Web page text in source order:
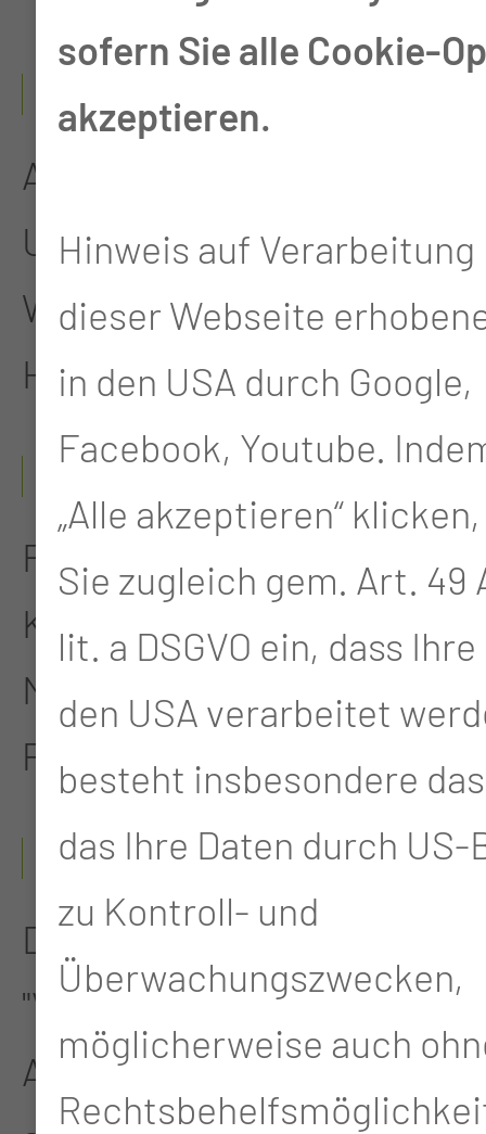
02/2002 - 06/2005
Assistenzarzt
Universitäts-HNO-Klinik
Würzburg, Prof. Dr. J.
Helms
02/2000 - 01/2002
Forschungsaufenthalt,
Kansas State University,
Manhattan, Kansas, USA,
Prof. Dr. P. Wangemann
07/2000
Dissertation zum Thema
"Veränderungen der
Atmungsparameter nach
sofern Sie alle Cookie-
akzeptieren.
Hinweis auf
dieser Webseite
in den USA durch Google,
Facebook, Youtube.
„Alle akzeptieren“
Sie zugleich gem. Art. 49
lit. a DSGVO ein, dass
den USA verarbeitet
besteht insbesondere
das Ihre Daten durch US-
zu Kontroll- und
Überwachungszwecken,
möglicherweise auch